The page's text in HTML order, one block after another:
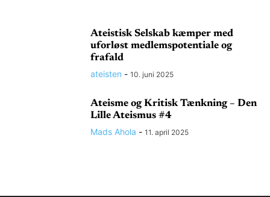
Ateistisk Selskab kæmper med
uforløst medlemspotentiale og
frafald
ateisten - 10. juni 2025
Ateisme og Kritisk Tænkning – Den
Lille Ateismus #4
Mads Ahola - 11. april 2025